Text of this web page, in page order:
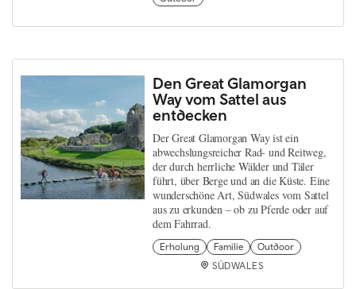
Den Great Glamorgan
Way vom Sattel aus
entdecken
Der Great Glamorgan Way ist ein
abwechslungsreicher Rad- und Reitweg,
der durch herrliche Wälder und Täler
führt, über Berge und an die Küste. Eine
wunderschöne Art, Südwales vom Sattel
aus zu erkunden – ob zu Pferde oder auf
dem Fahrrad.
Erholung Familie
Outdoor
SÜDWALES